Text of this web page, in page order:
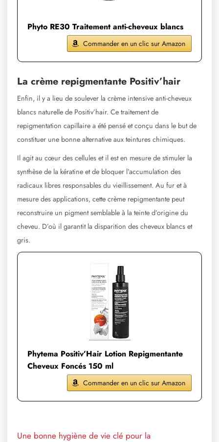
Phyto RE30 Traitement anti-cheveux blancs
Commander en un clic sur Amazon
La crème repigmentante Positiv’hair
Enfin, il y a lieu de soulever la crème intensive anti-cheveux
blancs naturelle de Positiv’hair. Ce traitement de
repigmentation capillaire a été pensé et conçu dans le but de
constituer une bonne alternative aux teintures chimiques.
Il agit au cœur des cellules et il est en mesure de stimuler la
synthèse de la kératine et de bloquer l’accumulation des
radicaux libres responsables du vieillissement. Au fur et à
mesure des applications, cette crème repigmentante peut
reconstruire un pigment semblable à la teinte d’origine du
cheveu. D’où il garantit la disparition des cheveux blancs et
gris.
Phytema Positiv’Hair Lotion Repigmentante
Cheveux Foncés 150 ml
Commander en un clic sur Amazon
Une bonne hygiène de vie clé pour la